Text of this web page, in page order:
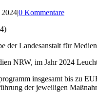
2024|0 Kommentare
der Landesanstalt für
NRW, im Jahr 2024
insgesamt bis zu
der jeweiligen